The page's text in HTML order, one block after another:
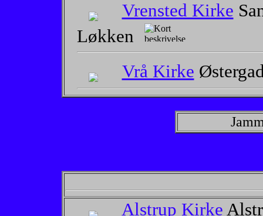
Vrensted Kirke
Løkken
Vrå Kirke
Alstrup Kirke